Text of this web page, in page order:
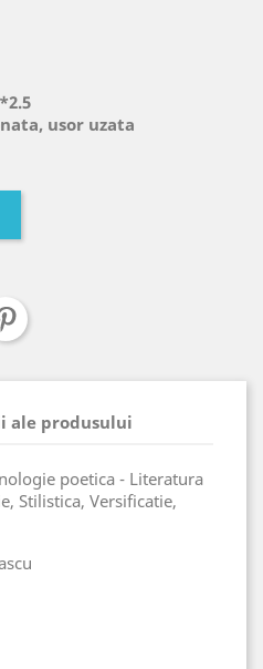
usor uzata
ale produsului
poetica - Literatura
Stilistica, Versificatie,